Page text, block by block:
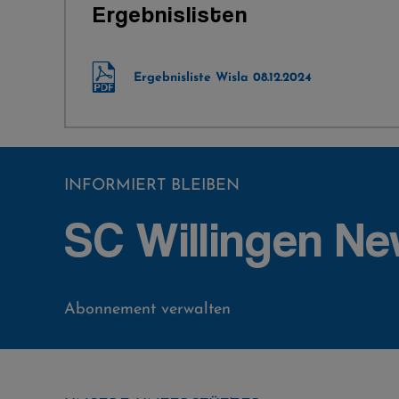
Ergebnislisten
Ergebnisliste Wisla 08.12.2024
INFORMIERT BLEIBEN
SC Willingen
Abonnement verwalten